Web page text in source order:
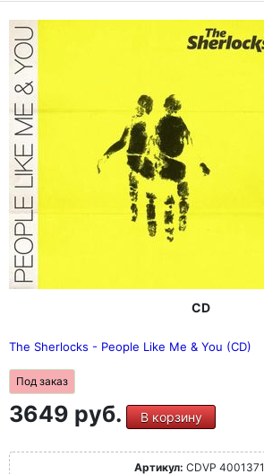
CD
The Sherlocks - People Like Me & You (CD)
Под заказ
3649 руб. В корзину
Артикул: CDVP 4001371